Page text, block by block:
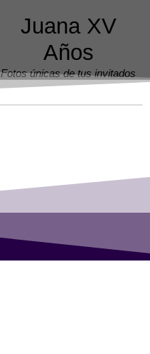
Juana XV
Años
Fotos únicas de tus invitados